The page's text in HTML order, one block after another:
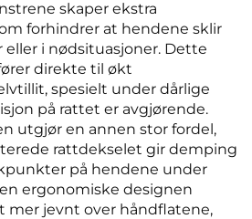
skaper ekstra
forhindrer at hendene sklir
eller i nødsituasjoner. Dette
direkte til økt
spesielt under dårlige
på rattet er avgjørende.
utgjør en annen stor fordel,
rattdekselet gir demping
på hendene under
ergonomiske designen
mer jevnt over håndflatene,